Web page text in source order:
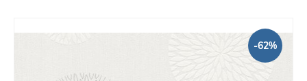
-62%